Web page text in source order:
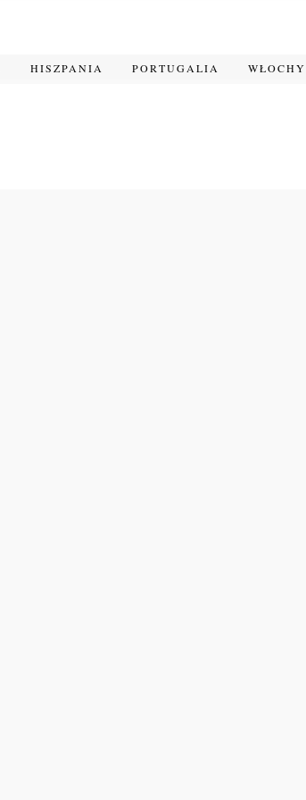
HISZPANIA PORTUGALIA WŁOCHY